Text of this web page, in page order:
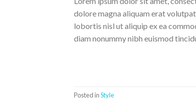
dolore magna aliquam erat
lobortis nisl ut aliquip ex ea
diam nonummy nibh euismod
Posted inStyle